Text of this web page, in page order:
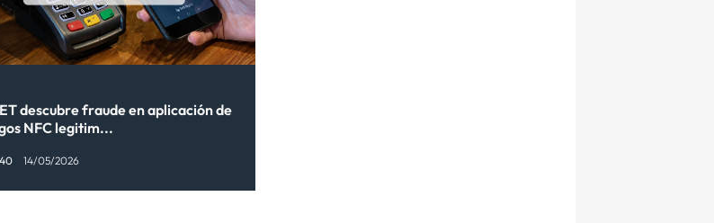
descubre fraude en aplicación de
NFC legitim...
14/05/2026